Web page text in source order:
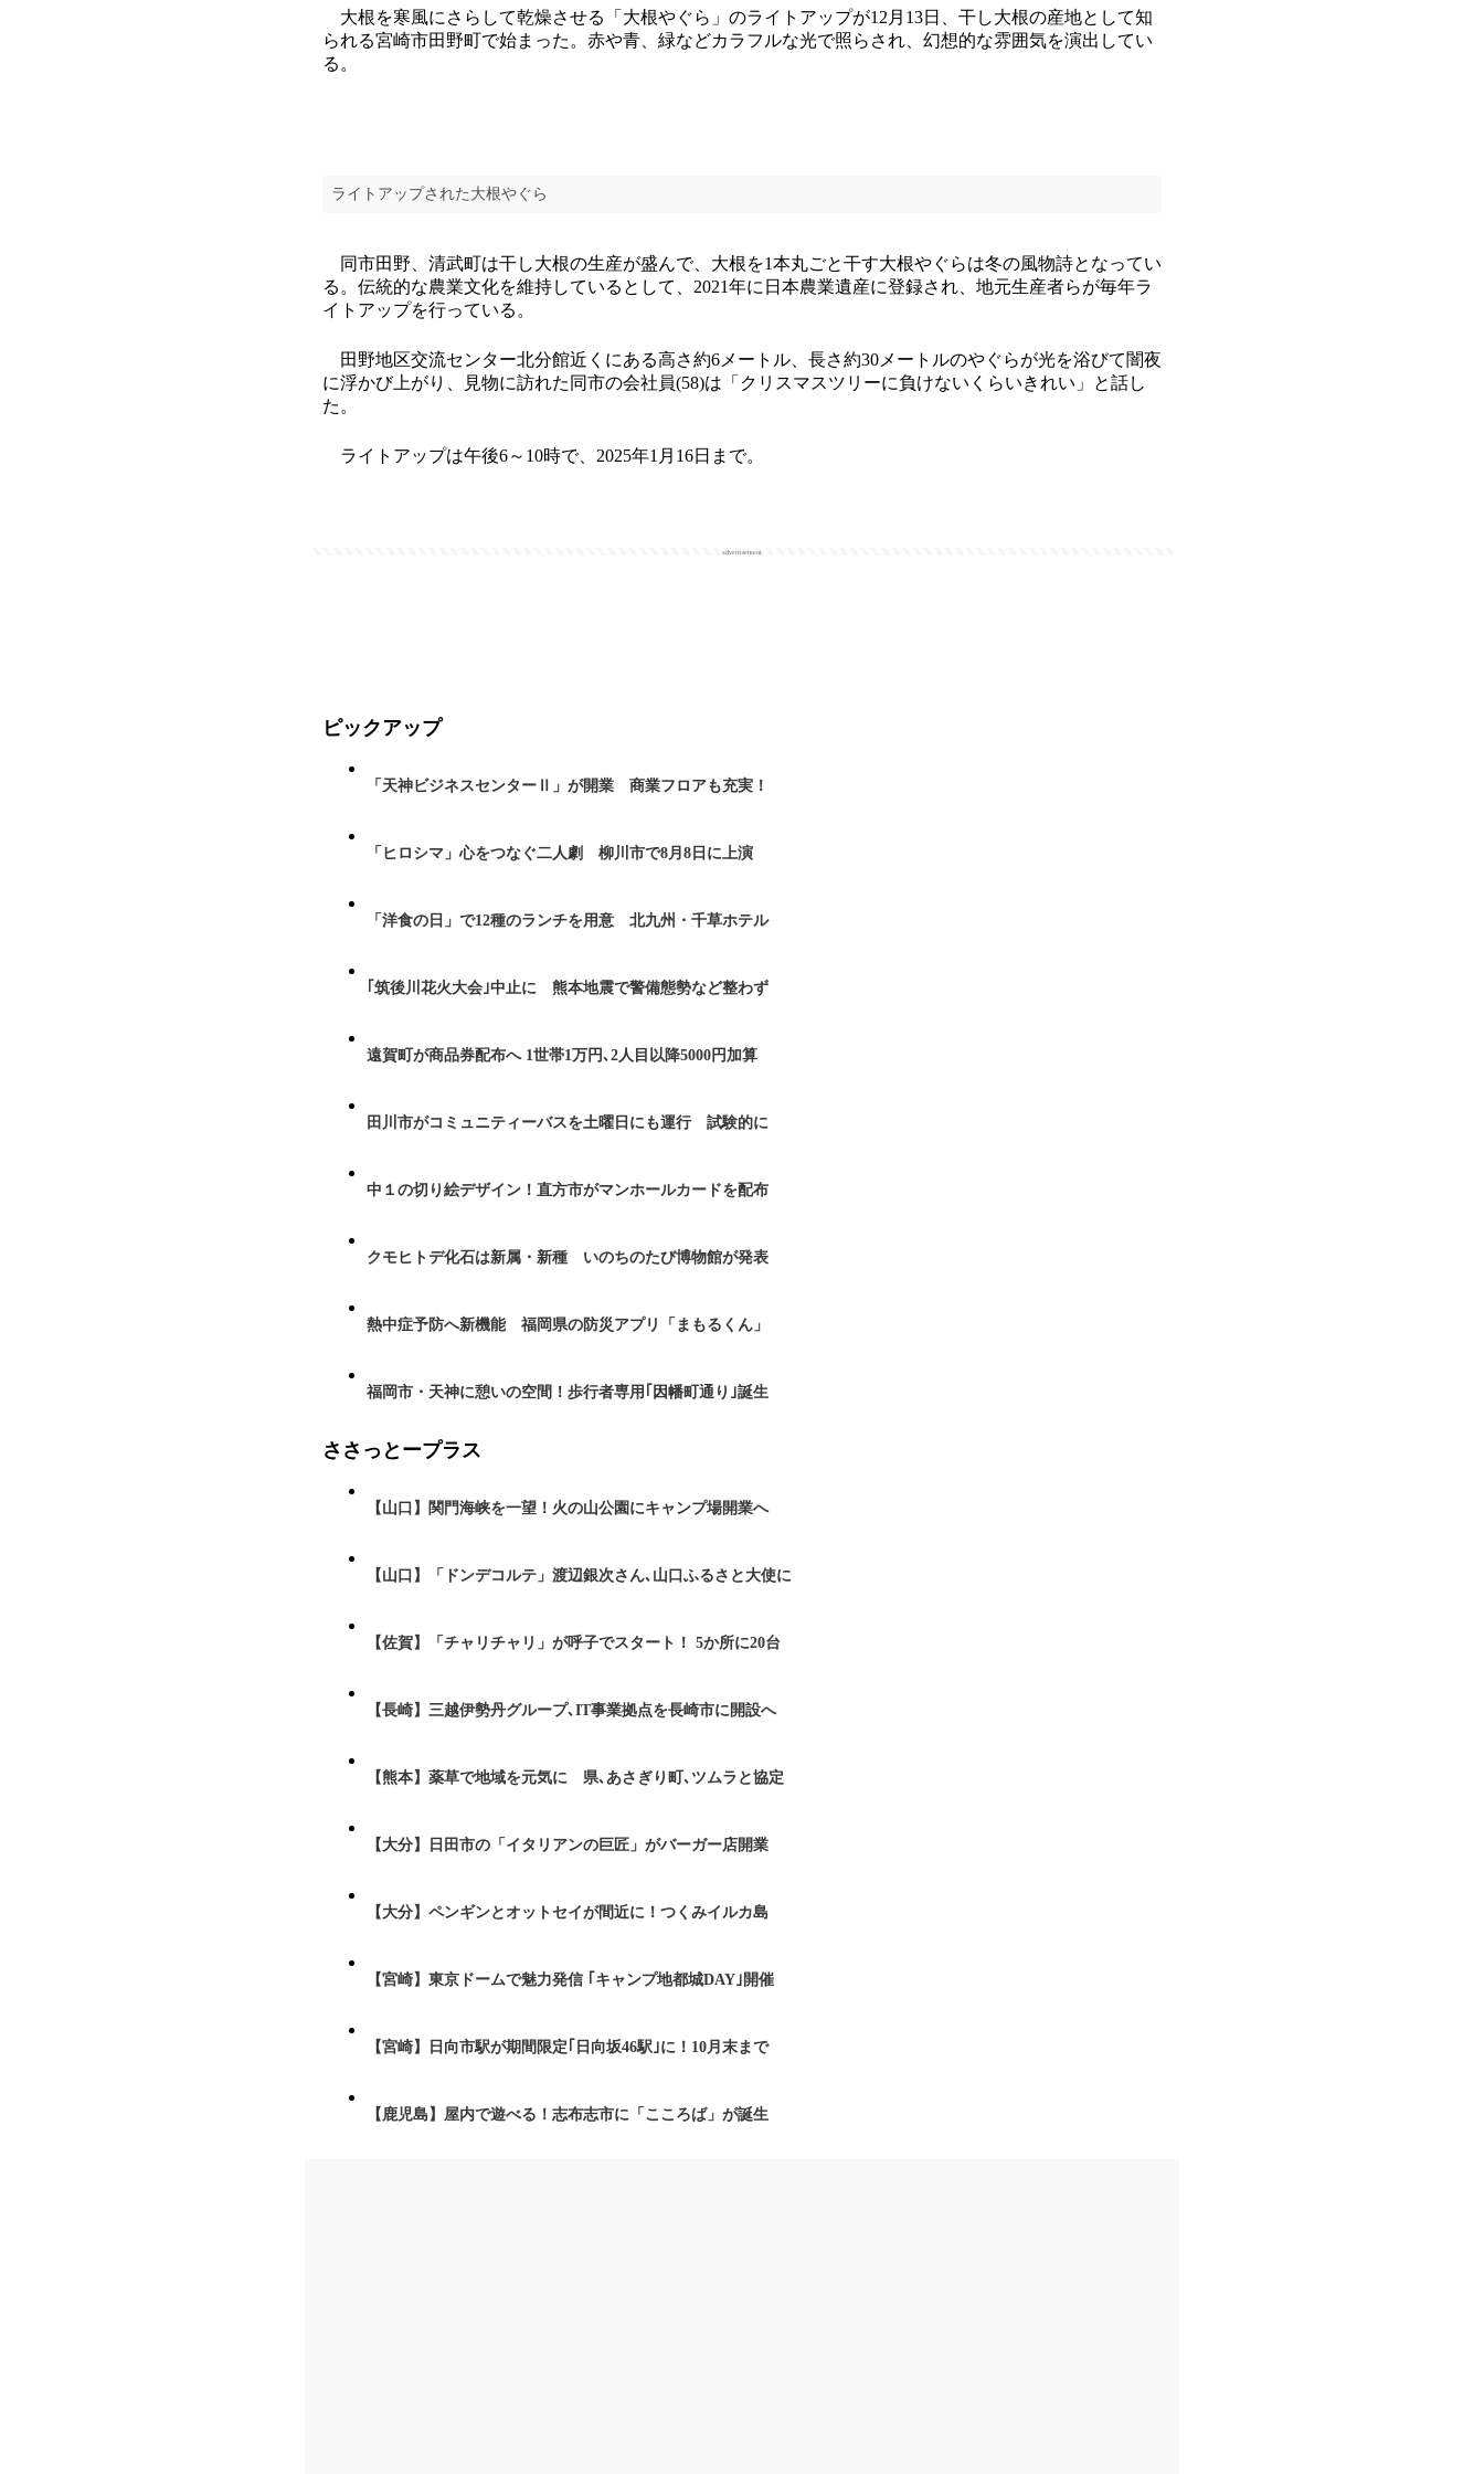
大根を寒風にさらして乾燥させる「大根やぐら」のライトアップが12月13日、干し大根の産地として知
られる宮崎市田野町で始まった。赤や青、緑などカラフルな光で照らされ、幻想的な雰囲気を演出してい
る。
ライトアップされた大根やぐら
同市田野、清武町は干し大根の生産が盛んで、大根を1本丸ごと干す大根やぐらは冬の風物詩となってい
る。伝統的な農業文化を維持しているとして、2021年に日本農業遺産に登録され、地元生産者らが毎年ラ
イトアップを行っている。
田野地区交流センター北分館近くにある高さ約6メートル、長さ約30メートルのやぐらが光を浴びて闇夜
に浮かび上がり、見物に訪れた同市の会社員(58)は「クリスマスツリーに負けないくらいきれい」と話し
た。
ライトアップは午後6～10時で、2025年1月16日まで。
advertisement
ピックアップ
「天神ビジネスセンターⅡ」が開業 商業フロアも充実！
「ヒロシマ」心をつなぐ二人劇 柳川市で8月8日に上演
「洋食の日」で12種のランチを用意 北九州・千草ホテル
｢筑後川花火大会｣中止に 熊本地震で警備態勢など整わず
遠賀町が商品券配布へ 1世帯1万円､2人目以降5000円加算
田川市がコミュニティーバスを土曜日にも運行 試験的に
中１の切り絵デザイン！直方市がマンホールカードを配布
クモヒトデ化石は新属・新種 いのちのたび博物館が発表
熱中症予防へ新機能 福岡県の防災アプリ「まもるくん」
福岡市・天神に憩いの空間！歩行者専用｢因幡町通り｣誕生
ささっとープラス
【山口】関門海峡を一望！火の山公園にキャンプ場開業へ
【山口】「ドンデコルテ」渡辺銀次さん､山口ふるさと大使に
【佐賀】「チャリチャリ」が呼子でスタート！ 5か所に20台
【長崎】三越伊勢丹グループ､IT事業拠点を長崎市に開設へ
【熊本】薬草で地域を元気に 県､あさぎり町､ツムラと協定
【大分】日田市の「イタリアンの巨匠」がバーガー店開業
【大分】ペンギンとオットセイが間近に！つくみイルカ島
【宮崎】東京ドームで魅力発信 ｢キャンプ地都城DAY｣開催
【宮崎】日向市駅が期間限定｢日向坂46駅｣に！10月末まで
【鹿児島】屋内で遊べる！志布志市に「こころば」が誕生